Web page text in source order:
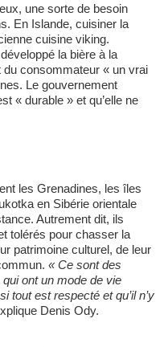
une sorte de besoin
En Islande, cuisiner la
cuisine viking.
la bière à la
du consommateur « un vrai
Le gouvernement
« durable » et qu’elle ne
en Sibérie orientale
Autrement dit, ils
tolérés pour chasser la
patrimoine culturel, de leur
« Ce sont des
ont un mode de vie
tout est respecté et qu’il n’y
Denis Ody.